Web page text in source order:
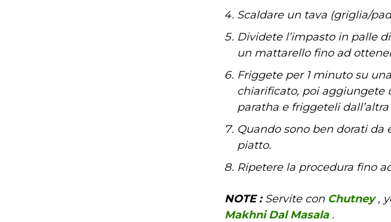
Scaldare un tava (griglia/
Dividete l’impasto in palle
un mattarello fino ad
Friggete per 1 minuto su
chiarificato, poi aggiungete
paratha e friggeteli
Quando sono ben dorati
piatto.
Ripetere la procedura fino
NOTE :Servite con Chutney ,
Makhni Dal Masala .